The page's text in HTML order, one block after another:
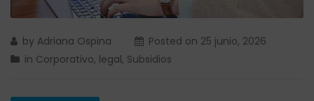
by Adriana Ospina Posted on 25 junio, 2026
in Corporativo, legal, Subsidios